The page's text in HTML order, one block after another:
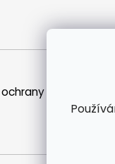
osobních